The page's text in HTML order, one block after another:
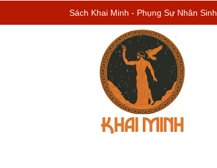
Sách Khai Minh - Phụng Sự Nhân Sinh